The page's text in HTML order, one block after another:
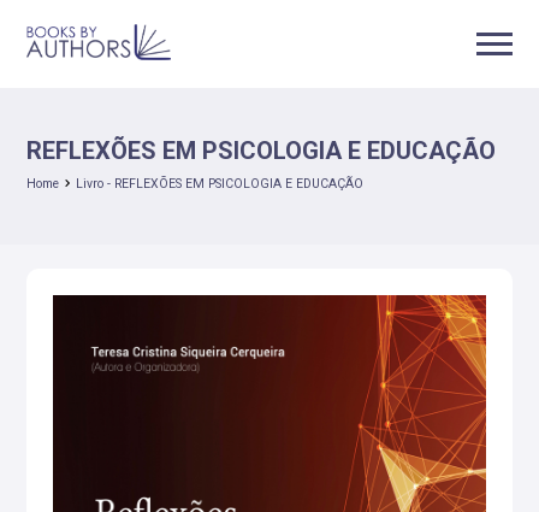
REFLEXÕES EM PSICOLOGIA E EDUCAÇÃO
Home Livro - REFLEXÕES EM PSICOLOGIA E EDUCAÇÃO